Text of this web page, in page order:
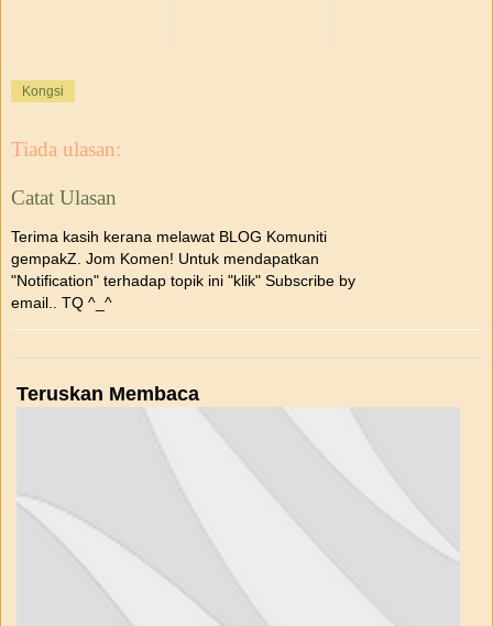
Kongsi
Tiada ulasan:
Catat Ulasan
Terima kasih kerana melawat BLOG Komuniti
gempakZ. Jom Komen! Untuk mendapatkan
"Notification" terhadap topik ini "klik" Subscribe by
email.. TQ ^_^
Teruskan Membaca